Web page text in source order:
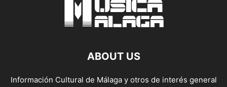
ABOUT US
Información Cultural de Málaga y otros de interés general